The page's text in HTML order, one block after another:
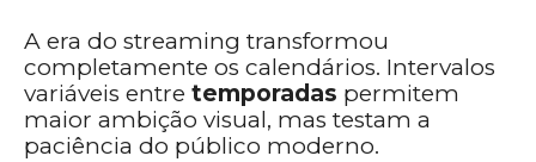
A era do streaming transformou
completamente os calendários. Intervalos
variáveis entre temporadas permitem
maior ambição visual, mas testam a
paciência do público moderno.